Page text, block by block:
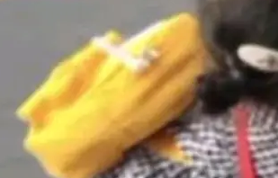
。UCL-MPComm底层基
信引擎，后续腾讯网平将
Engine的高性能通信组
UCL-MPComm中实现了一
局通信引擎（Engine），
选。 全链路私有化部署，
落地 当前，越来越多企业已
工具，通过调用公有云模
提升研发效率。但随着 AI
具逐步走向团队级、组织
落地过程中，对安全性、
了更高要求。 首先是数据
大多数普通研发场景，公
选工信部人工智能
化部正式发布《2025年人工
》，集中展示人工智能在
盖技术底座、行业赋能、
专题等五大方向。深信服
台）成功入选！ 随着各行
化建设，算力构成形态逐
点也在发生变化：不只是
：一个时代的结
始
。MapReduce 作者之一。
TensorFlow 的作者之一。
首席科学家。 Jeff D